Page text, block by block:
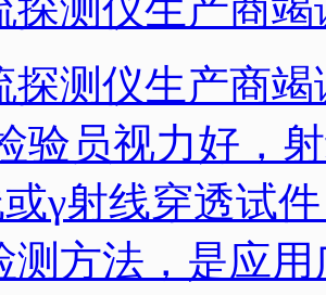
探测仪生产商
验员视力好，
γ射线穿透试
测方法，是应